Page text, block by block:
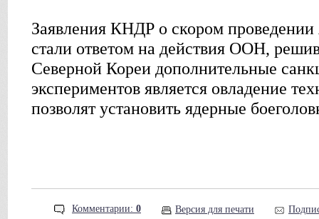
Заявления КНДР о скором
стали ответом на действия ООН,
Северной Кореи дополнительные
экспериментов является овладение
позволят установить ядерные
Комментарии: 0 Версия для печати